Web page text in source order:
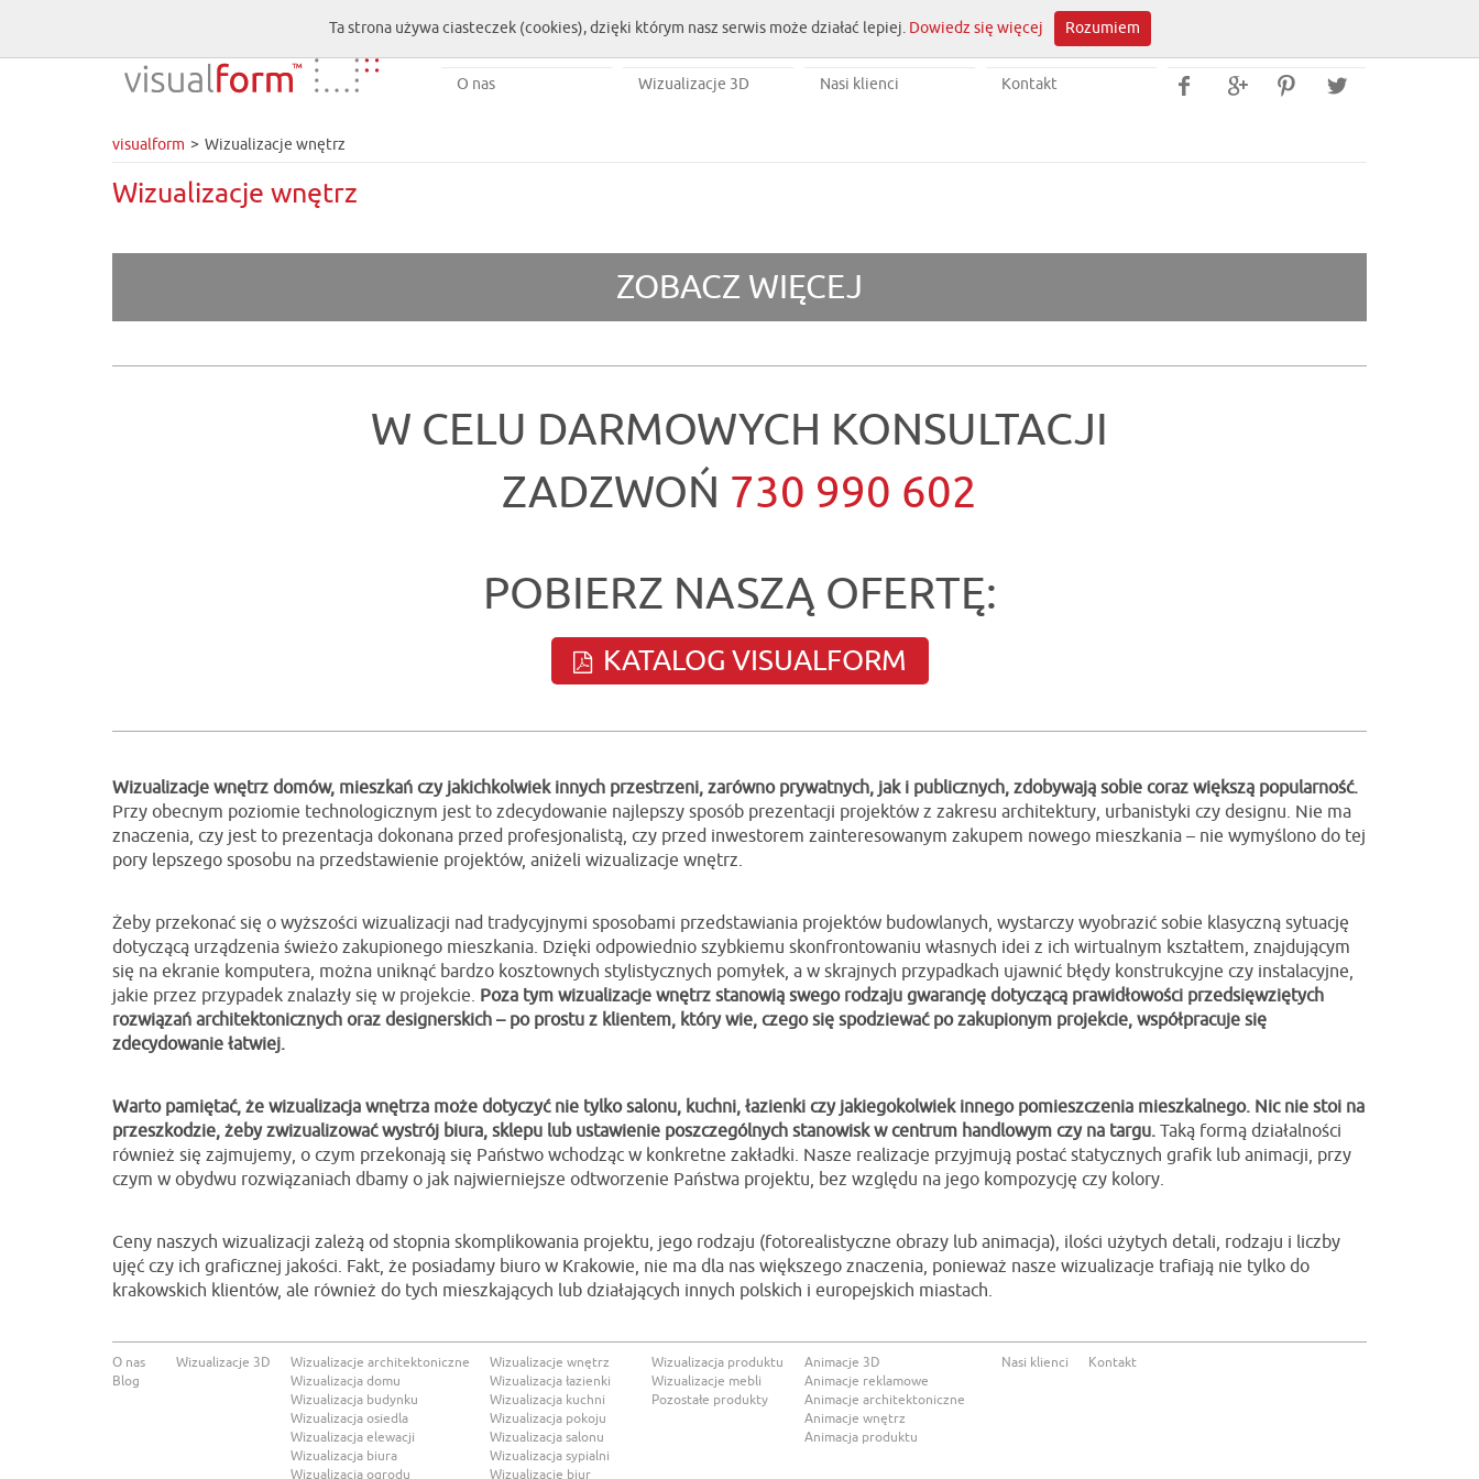
   
O nas Wizualizacje 3D Nasi klienci Kontakt
visualform Wizualizacje wnętrz
Wizualizacje wnętrz
ZOBACZ WIĘCEJ
W CELU DARMOWYCH KONSULTACJI
ZADZWOŃ 730 990 602
POBIERZ NASZĄ OFERTĘ:
KATALOG VISUALFORM
Wizualizacje wnętrz domów, mieszkań czy jakichkolwiek innych przestrzeni, zarówno prywatnych, jak i publicznych, zdobywają sobie coraz większą popularność.
Przy obecnym poziomie technologicznym jest to zdecydowanie najlepszy sposób prezentacji projektów z zakresu architektury, urbanistyki czy designu. Nie ma
znaczenia, czy jest to prezentacja dokonana przed profesjonalistą, czy przed inwestorem zainteresowanym zakupem nowego mieszkania – nie wymyślono do tej
pory lepszego sposobu na przedstawienie projektów, aniżeli wizualizacje wnętrz.
Żeby przekonać się o wyższości wizualizacji nad tradycyjnymi sposobami przedstawiania projektów budowlanych, wystarczy wyobrazić sobie klasyczną sytuację
dotyczącą urządzenia świeżo zakupionego mieszkania. Dzięki odpowiednio szybkiemu skonfrontowaniu własnych idei z ich wirtualnym kształtem, znajdującym
się na ekranie komputera, można uniknąć bardzo kosztownych stylistycznych pomyłek, a w skrajnych przypadkach ujawnić błędy konstrukcyjne czy instalacyjne,
jakie przez przypadek znalazły się w projekcie. Poza tym wizualizacje wnętrz stanowią swego rodzaju gwarancję dotyczącą prawidłowości przedsięwziętych
rozwiązań architektonicznych oraz designerskich – po prostu z klientem, który wie, czego się spodziewać po zakupionym projekcie, współpracuje się
zdecydowanie łatwiej.
Warto pamiętać, że wizualizacja wnętrza może dotyczyć nie tylko salonu, kuchni, łazienki czy jakiegokolwiek innego pomieszczenia mieszkalnego. Nic nie stoi na
przeszkodzie, żeby zwizualizować wystrój biura, sklepu lub ustawienie poszczególnych stanowisk w centrum handlowym czy na targu. Taką formą działalności
również się zajmujemy, o czym przekonają się Państwo wchodząc w konkretne zakładki. Nasze realizacje przyjmują postać statycznych grafik lub animacji, przy
czym w obydwu rozwiązaniach dbamy o jak najwierniejsze odtworzenie Państwa projektu, bez względu na jego kompozycję czy kolory.
Ceny naszych wizualizacji zależą od stopnia skomplikowania projektu, jego rodzaju (fotorealistyczne obrazy lub animacja), ilości użytych detali, rodzaju i liczby
ujęć czy ich graficznej jakości. Fakt, że posiadamy biuro w Krakowie, nie ma dla nas większego znaczenia, ponieważ nasze wizualizacje trafiają nie tylko do
krakowskich klientów, ale również do tych mieszkających lub działających innych polskich i europejskich miastach.
O nas
Blog
Wizualizacje 3D
Wizualizacje architektoniczne
Wizualizacja domu
Wizualizacja budynku
Wizualizacja osiedla
Wizualizacja elewacji
Wizualizacja biura
Wizualizacja ogrodu
Wizualizacje wnętrz
Wizualizacja łazienki
Wizualizacja kuchni
Wizualizacja pokoju
Wizualizacja salonu
Wizualizacja sypialni
Wizualizacje biur
Wizualizacja produktu
Wizualizacje mebli
Pozostałe produkty
Animacje 3D
Animacje reklamowe
Animacje architektoniczne
Animacje wnętrz
Animacja produktu
Nasi klienci Kontakt
Ta strona używa ciasteczek (cookies), dzięki którym nasz serwis może działać lepiej. Dowiedz się więcej Rozumiem